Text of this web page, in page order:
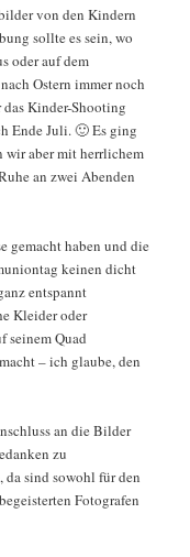
von den Kindern
sollte es sein, wo
oder auf dem
Ostern immer noch
Kinder-Shooting
Ende Juli. 🙂 Es ging
wir aber mit herrlichem
an zwei Abenden
gemacht haben und die
keinen dicht
entspannt
Kleider oder
seinem Quad
– ich glaube, den
an die Bilder
zu
sind sowohl für den
Fotografen